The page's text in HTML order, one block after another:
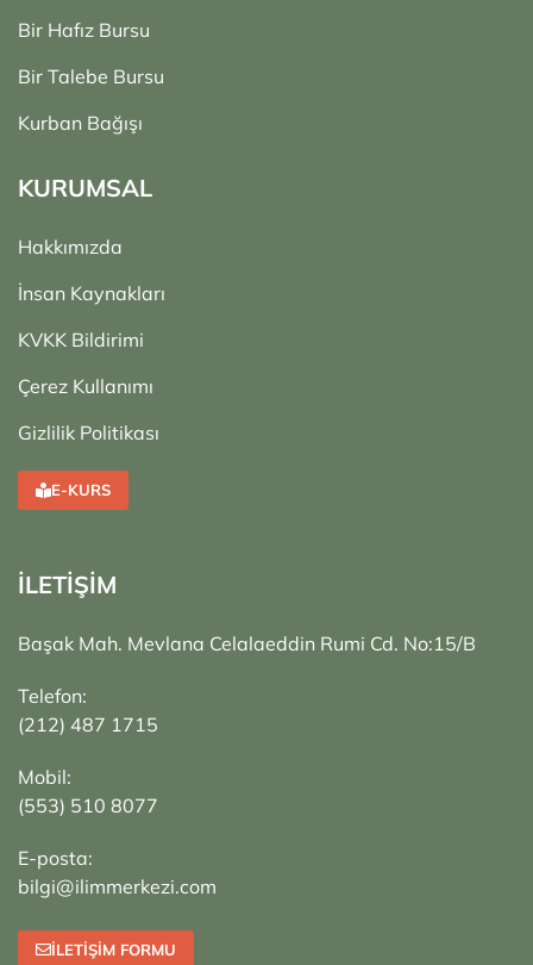
Bir Hafız Bursu
Bir Talebe Bursu
Kurban Bağışı
KURUMSAL
Hakkımızda
İnsan Kaynakları
KVKK Bildirimi
Çerez Kullanımı
Gizlilik Politikası
E-KURS
İLETİŞİM
Başak Mah. Mevlana Celalaeddin Rumi Cd. No:15/B
Telefon:
(212) 487 1715
Mobil:
(553) 510 8077
E-posta:
bilgi@ilimmerkezi.com
İLETIŞIM FORMU